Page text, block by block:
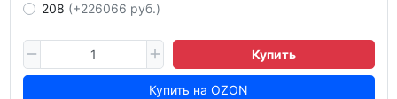
208 (+226066 руб.)
Купить
Купить на OZON